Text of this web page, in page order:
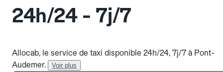
24h/24 - 7j/7
Allocab, le service de taxi disponible 24h/24, 7j/7 à Pont-
Audemer.
Voir plus